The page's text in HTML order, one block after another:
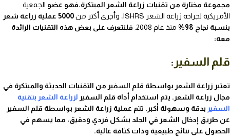
مجموعة مختارة من تقنيات زراعة الشعر المبتكرة.فهو عضو الجمعية
الأمريكية لجراحه زراعة الشعر ISHRS
، وأجرى أكثر من
5000 عملية زراعة شعر
بنسبة نجاح 98%
منذ عام 2008 . فلنتعرف على بعض هذه التقنيات الرائدة
معه:
قلم السفير:
تعتبر زراعة الشعر بواسطة قلم السفير من التقنيات الحديثة والمبتكرة في
مجال زراعة الشعر. يتم استخدام أداة قلم السفير لزراعة الشعر بتقنية
السفير بدقة وسهولة أكبر. تتم عملية زراعة الشعر بواسطة قلم السفير
عن طريق إدخال الشعر في الجلد بشكل فردي ودقيق، مما يسهم في
الحصول على نتائج طبيعية وذات كثافة عالية.